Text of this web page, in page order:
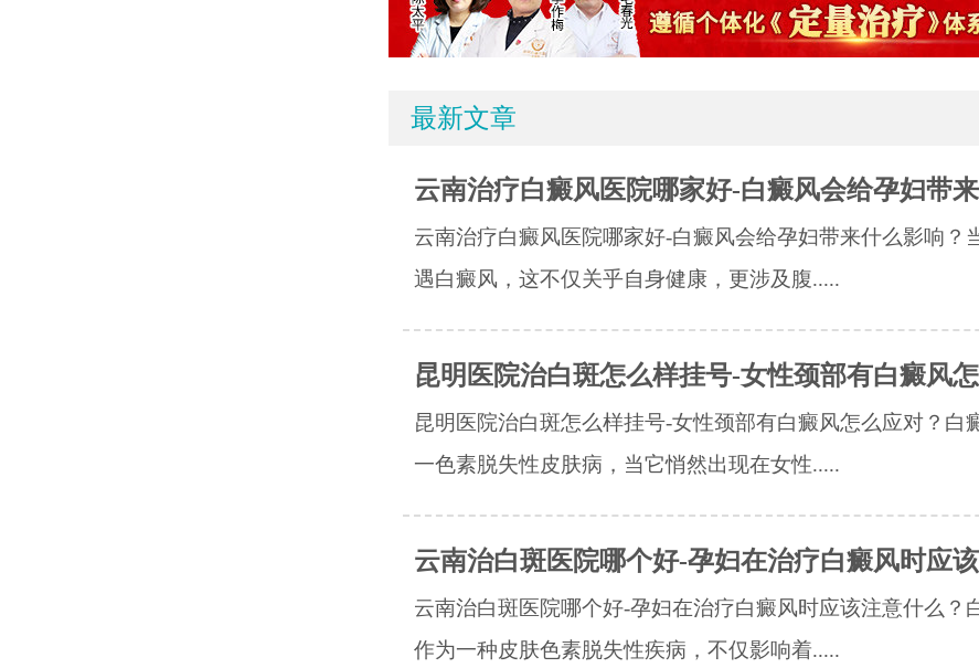
最新文章
云南治疗白癜风医院哪家好-白癜风会给孕妇带来
云南治疗白癜风医院哪家好-白癜风会给孕妇带来什么影响？
遇白癜风，这不仅关乎自身健康，更涉及腹.....
昆明医院治白斑怎么样挂号-女性颈部有白癜风怎
昆明医院治白斑怎么样挂号-女性颈部有白癜风怎么应对？白
一色素脱失性皮肤病，当它悄然出现在女性.....
云南治白斑医院哪个好-孕妇在治疗白癜风时应该
云南治白斑医院哪个好-孕妇在治疗白癜风时应该注意什么？
作为一种皮肤色素脱失性疾病，不仅影响着.....